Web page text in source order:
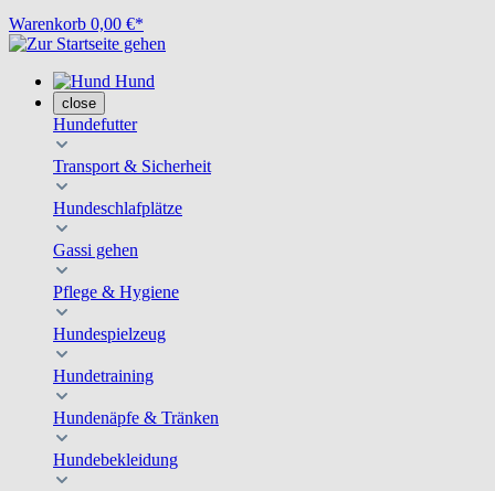
Warenkorb 0,00 €*
Hund
close
Hundefutter
Transport & Sicherheit
Hundeschlafplätze
Gassi gehen
Pflege & Hygiene
Hundespielzeug
Hundetraining
Hundenäpfe & Tränken
Hundebekleidung